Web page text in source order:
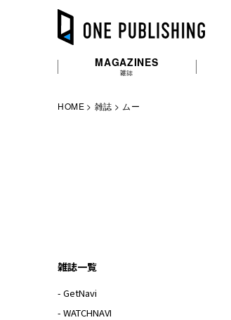
MAGAZINES
雑誌
HOME 雑誌 ムー
雑誌一覧
- GetNavi
- WATCHNAVI